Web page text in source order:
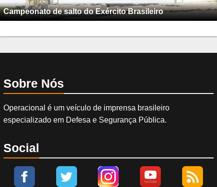
Campeonato de salto do Exército Brasileiro
Sobre Nós
Operacional é um veículo de imprensa brasileiro
especializado em Defesa e Segurança Pública.
Social